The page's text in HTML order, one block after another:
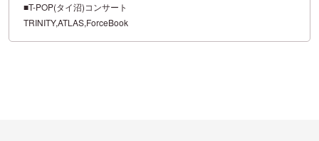
■T-POP(タイ沼)コンサート
TRINITY,ATLAS,ForceBook